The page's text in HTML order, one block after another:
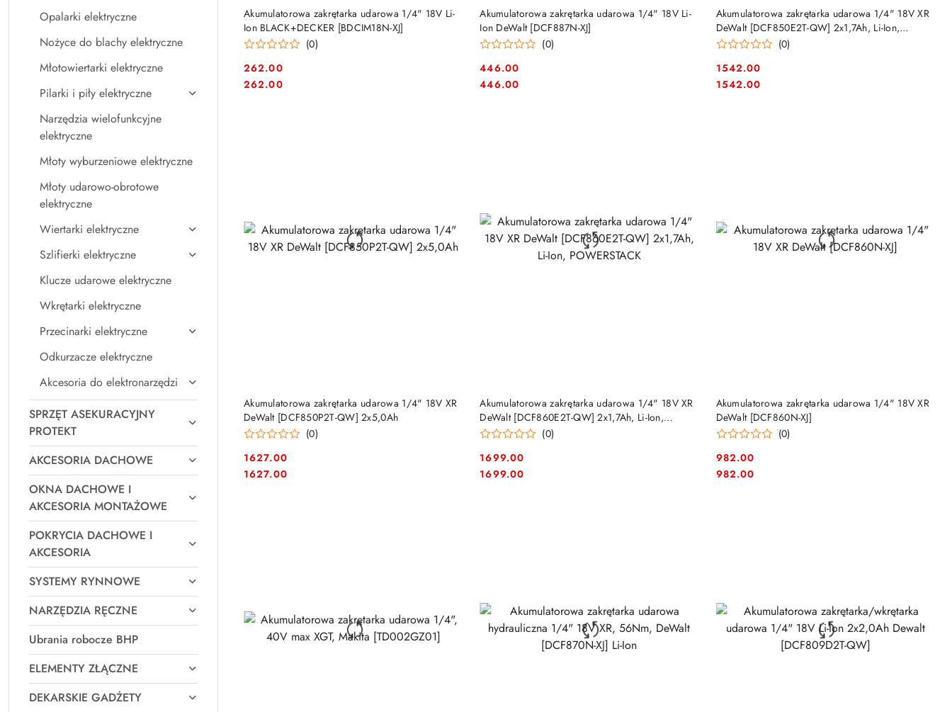
Opalarki elektryczne
Nożyce do blachy elektryczne
Młotowiertarki elektryczne
Pilarki i piły elektryczne
Narzędzia wielofunkcyjne
elektryczne
Młoty wyburzeniowe elektryczne
Młoty udarowo-obrotowe
elektryczne
Wiertarki elektryczne
Szlifierki elektryczne
Klucze udarowe elektryczne
Wkrętarki elektryczne
Przecinarki elektryczne
Odkurzacze elektryczne
Akcesoria do elektronarzędzi
SPRZĘT ASEKURACYJNY
PROTEKT
AKCESORIA DACHOWE
OKNA DACHOWE I
AKCESORIA MONTAŻOWE
POKRYCIA DACHOWE I
AKCESORIA
SYSTEMY RYNNOWE
NARZĘDZIA RĘCZNE
Ubrania robocze BHP
ELEMENTY ZŁĄCZNE
DEKARSKIE GADŻETY
Akumulatorowa zakrętarka udarowa 1/4" 18V Li-
Ion BLACK+DECKER [BDCIM18N-XJ]
(0)
Cena:
262.00
Cena:
262.00
DO KOSZYKA
Akumulatorowa zakrętarka udarowa 1/4" 18V Li-
Ion DeWalt [DCF887N-XJ]
(0)
Cena:
446.00
Cena:
446.00
DO KOSZYKA
Akumulatorowa zakrętarka udarowa 1/4" 18V XR
DeWalt [DCF850E2T-QW] 2x1,7Ah, Li-Ion,
POWERSTACK(0)
Cena:
1542.00
Cena:
1542.00
DO KOSZYKA
Akumulatorowa zakrętarka udarowa 1/4" 18V XR
DeWalt [DCF850P2T-QW] 2x5,0Ah
(0)
Cena:
1627.00
Cena:
1627.00
DO KOSZYKA
Akumulatorowa zakrętarka udarowa 1/4" 18V XR
DeWalt [DCF860E2T-QW] 2x1,7Ah, Li-Ion,
POWERSTACK(0)
Cena:
1699.00
Cena:
1699.00
DO KOSZYKA
Akumulatorowa zakrętarka udarowa 1/4" 18V XR
DeWalt [DCF860N-XJ]
(0)
Cena:
982.00
Cena:
982.00
DO KOSZYKA